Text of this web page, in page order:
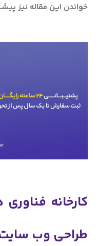
خواندن این مقاله نیز
کارخانه فناوری
طراحی وب سایت